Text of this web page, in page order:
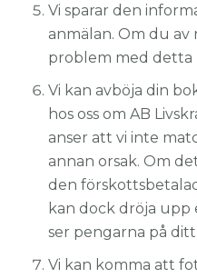
Vi sparar den
anmälan. Om du
problem med detta
Vi kan avböja din
hos oss om AB
anser att vi inte
annan orsak. Om
den
kan dock dröja upp
ser pengarna på
Vi kan komma att